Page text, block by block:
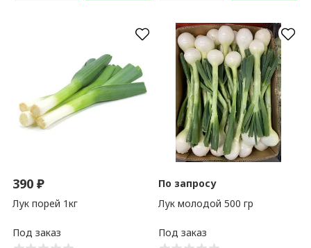
390₽
Лук порей 1кг
По запросу
Лук молодой 500 гр